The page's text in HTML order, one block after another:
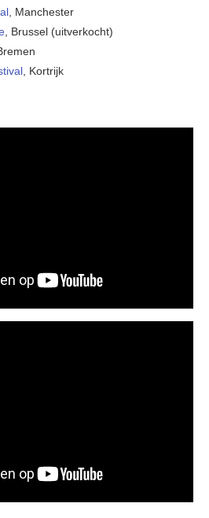
, Manchester
, Brussel (uitverkocht)
, Kortrijk